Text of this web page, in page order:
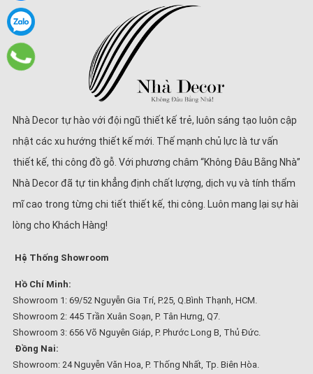
Nhà Decor tự hào với đội ngũ thiết kế trẻ, luôn sáng tạo luôn cập
nhật các xu hướng thiết kế mới. Thế mạnh chủ lực là tư vấn
thiết kế, thi công đồ gỗ. Với phương châm “Không Đâu Bằng Nhà”
Nhà Decor đã tự tin khẳng định chất lượng, dịch vụ và tính thẩm
mĩ cao trong từng chi tiết thiết kế, thi công. Luôn mang lại sự hài
lòng cho Khách Hàng!
Hệ Thống Showroom
Hồ Chí Minh:
Showroom 1: 69/52 Nguyễn Gia Trí, P.25, Q.Bình Thạnh, HCM.
Showroom 2: 445 Trần Xuân Soạn, P. Tân Hưng, Q7.
Showroom 3: 656 Võ Nguyên Giáp, P. Phước Long B, Thủ Đức.
Đồng Nai:
Showroom: 24 Nguyễn Văn Hoa, P. Thống Nhất, Tp. Biên Hòa.